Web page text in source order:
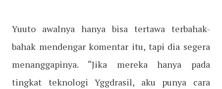
Yuuto awalnya hanya bisa tertawa terbahak-
bahak mendengar komentar itu, tapi dia segera
menanggapinya. “Jika mereka hanya pada
tingkat teknologi Yggdrasil, aku punya cara